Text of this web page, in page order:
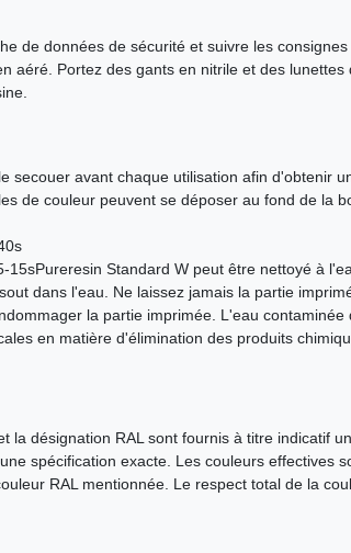
de données de sécurité et suivre les
aéré. Portez des gants en nitrile et des
secouer avant chaque utilisation afin d'obtenir
de couleur peuvent se déposer au fond de la
15sPureresin Standard W peut être nettoyé à
dans l'eau. Ne laissez jamais la partie
la partie imprimée. L'eau
en matière d'élimination des produits
la désignation RAL sont fournis à titre indicatif
spécification exacte. Les couleurs effectives
RAL mentionnée. Le respect total de la